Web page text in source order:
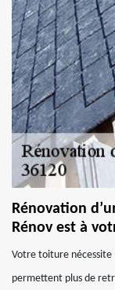
Rénovation
Rénov est à
Votre toiture
permettent plus de